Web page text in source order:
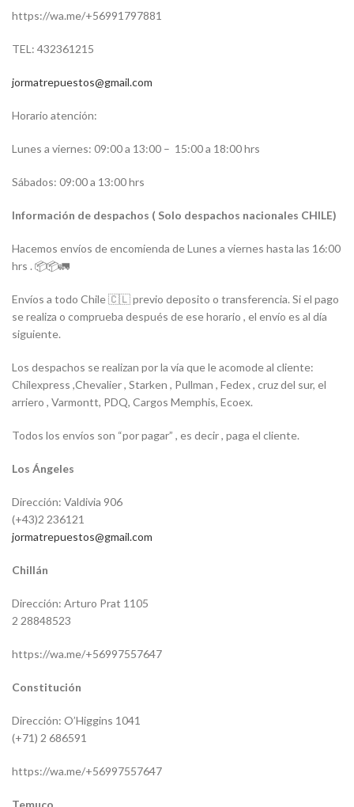
https://wa.me/+56991797881
TEL: 432361215
jormatrepuestos@gmail.com
Horario atención:
Lunes a viernes: 09:00 a 13:00 – 15:00 a 18:00 hrs
Sábados: 09:00 a 13:00 hrs
Información de despachos ( Solo despachos nacionales CHILE)
Hacemos envíos de encomienda de Lunes a viernes hasta las 16:00
hrs . 📦📦🚛
Envíos a todo Chile 🇨🇱 previo deposito o transferencia. Si el pago
se realiza o comprueba después de ese horario , el envío es al día
siguiente.
Los despachos se realizan por la vía que le acomode al cliente:
Chilexpress ,Chevalier , Starken , Pullman , Fedex , cruz del sur, el
arriero , Varmontt, PDQ, Cargos Memphis, Ecoex.
Todos los envíos son “por pagar” , es decir , paga el cliente.
Los Ángeles
Dirección: Valdivia 906
(+43)2 236121
jormatrepuestos@gmail.com
Chillán
Dirección: Arturo Prat 1105
2 28848523
https://wa.me/+56997557647
Constitución
Dirección: O’Higgins 1041
(+71) 2 686591
https://wa.me/+56997557647